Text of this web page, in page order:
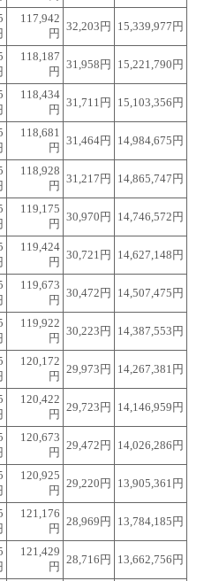
117,942
円
32,203円 15,339,977円
118,187
円
31,958円 15,221,790円
118,434
円
31,711円 15,103,356円
118,681
円
31,464円 14,984,675円
118,928
円
31,217円 14,865,747円
119,175
円
30,970円 14,746,572円
119,424
円
30,721円 14,627,148円
119,673
円
30,472円 14,507,475円
119,922
円
30,223円 14,387,553円
120,172
円
29,973円 14,267,381円
120,422
円
29,723円 14,146,959円
120,673
円
29,472円 14,026,286円
120,925
円
29,220円 13,905,361円
121,176
円
28,969円 13,784,185円
121,429
円
28,716円 13,662,756円